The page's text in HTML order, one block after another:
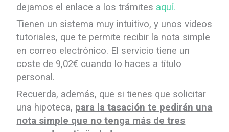
dejamos el enlace a los trámites aquí.
Tienen un sistema muy intuitivo, y unos videos
tutoriales, que te permite recibir la nota simple
en correo electrónico. El servicio tiene un
coste de 9,02€ cuando lo haces a título
personal.
Recuerda, además, que si tienes que solicitar
una hipoteca, para la tasación te pedirán una
nota simple que no tenga más de tres